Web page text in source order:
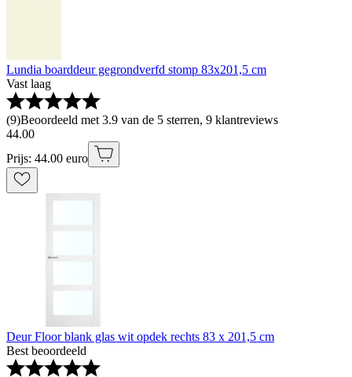
Lundia boarddeur gegrondverfd stomp 83x201,5 cm
Vast laag
(9)Beoordeeld met 3.9 van de 5 sterren, 9 klantreviews
44.00
Prijs: 44.00 euro
Deur Floor blank glas wit opdek rechts 83 x 201,5 cm
Best beoordeeld